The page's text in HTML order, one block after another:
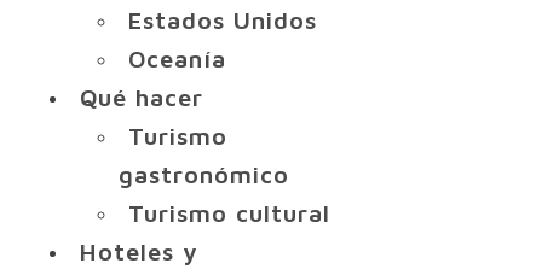
Estados Unidos
Oceanía
Qué hacer
Turismo
gastronómico
Turismo cultural
Hoteles y